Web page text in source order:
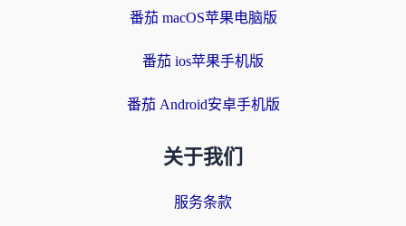
番茄 macOS苹果电脑版
番茄 ios苹果手机版
番茄 Android安卓手机版
关于我们
服务条款